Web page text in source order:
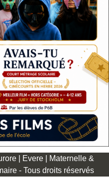
| Evere | Maternelle &
- Tous droits réservés